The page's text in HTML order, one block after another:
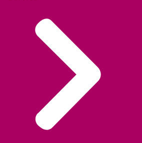
Een link voor het programma
16 juni (09.30 uur - 12.45 uur)
onderwijsregio's extra worden
materiaal kun je op eigen
en/of -luisteren.